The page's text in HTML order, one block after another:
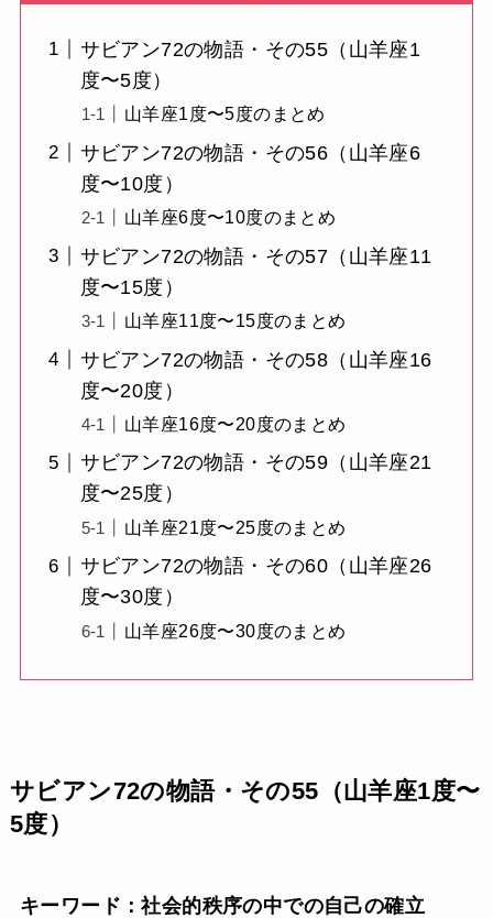
サビアン72の物語・その55（山羊座1
度〜5度）
山羊座1度〜5度のまとめ
サビアン72の物語・その56（山羊座6
度〜10度）
山羊座6度〜10度のまとめ
サビアン72の物語・その57（山羊座11
度〜15度）
山羊座11度〜15度のまとめ
サビアン72の物語・その58（山羊座16
度〜20度）
山羊座16度〜20度のまとめ
サビアン72の物語・その59（山羊座21
度〜25度）
山羊座21度〜25度のまとめ
サビアン72の物語・その60（山羊座26
度〜30度）
山羊座26度〜30度のまとめ
サビアン72の物語・その55（山羊座1度〜
5度）
キーワード：社会的秩序の中での自己の確立